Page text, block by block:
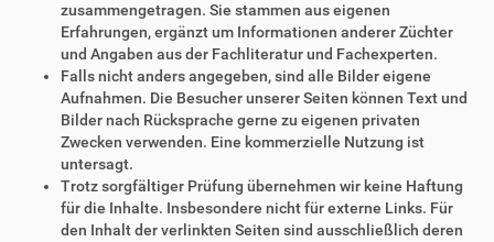
zusammengetragen. Sie stammen aus eigenen
Erfahrungen, ergänzt um Informationen anderer Züchter
und Angaben aus der Fachliteratur und Fachexperten.
Falls nicht anders angegeben, sind alle Bilder eigene
Aufnahmen. Die Besucher unserer Seiten können Text und
Bilder nach Rücksprache gerne zu eigenen privaten
Zwecken verwenden. Eine kommerzielle Nutzung ist
untersagt.
Trotz sorgfältiger Prüfung übernehmen wir keine Haftung
für die Inhalte. Insbesondere nicht für externe Links. Für
den Inhalt der verlinkten Seiten sind ausschließlich deren